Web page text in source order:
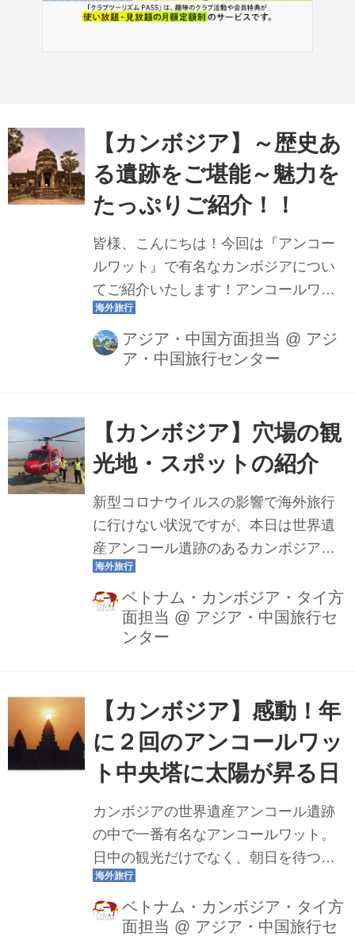
【カンボジア】～歴史あ
る遺跡をご堪能～魅力を
たっぷりご紹介！！
皆様、こんにちは！今回は『アンコー
ルワット』で有名なカンボジアについ
てご紹介いたします！アンコールワッ
トをはじめ、カンボジアには歴史的な
遺産や美しい自然、地元の文化など、
魅力的なスポットがたくさんありま
んだり…。そんな様々な魅力をお届け
しますので、ぜひツアーに参加した気
分でお楽しみください！
アジア・中国方面担当 @ アジ
ア・中国旅行センター
【カンボジア】穴場の観
光地・スポットの紹介
新型コロナウイルスの影響で海外旅行
に行けない状況ですが、本日は世界遺
産アンコール遺跡のあるカンボジアを
ご旅行する際の穴場の観光地やおすす
めスポットをご紹介します。定番のア
ンコールワットやアンコールトム以外
にも魅力的な遺跡やスポットがありま
ベトナム・カンボジア・タイ方
面担当 @ アジア・中国旅行セ
ンター
【カンボジア】感動！年
に２回のアンコールワッ
ト中央塔に太陽が昇る日
カンボジアの世界遺産アンコール遺跡
の中で一番有名なアンコールワット。
日中の観光だけでなく、朝日を待つ早
朝は神秘的な空気が辺り一面に漂い、
幻想的な風景を見ていただく事が出来
ます。その中でも特別な風景を見るこ
ベトナム・カンボジア・タイ方
面担当 @ アジア・中国旅行セ